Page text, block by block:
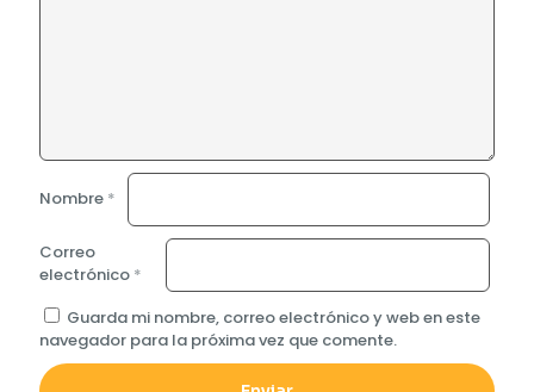
Nombre *
Correo
electrónico *
Guarda mi nombre, correo electrónico y web en este
navegador para la próxima vez que comente.